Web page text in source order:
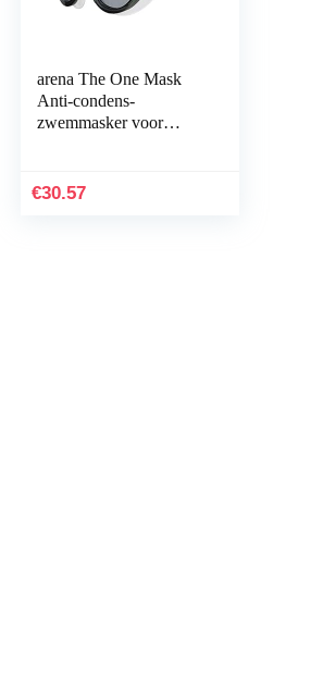
arena The One Mask
Anti-condens-
zwemmasker voor
glazen, uv-bescherming,
€30.57